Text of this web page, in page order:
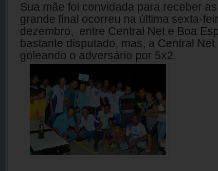
Sua mãe foi convidada para receber
grande final ocorreu na última sexta-
dezembro, entre Central Net e Boa
bastante disputado, mas, a Central
goleando o adversário por 5x2.